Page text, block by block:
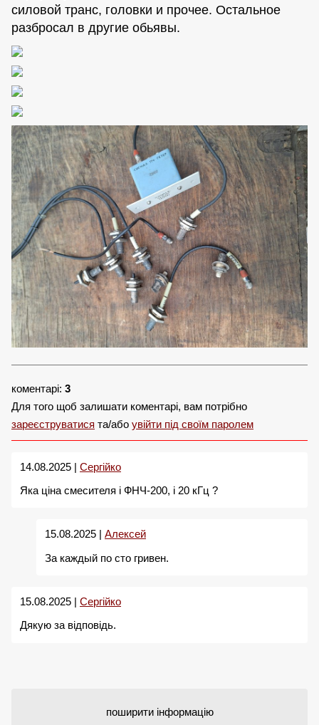
силовой транс, головки и прочее. Остальное
разбросал в другие обьявы.
коментарі: 3
Для того щоб залишати коментарі, вам потрібно
зареєструватися та/або увійти під своїм паролем
14.08.2025 | Сергійко
Яка ціна смесителя і ФНЧ-200, і 20 кГц ?
15.08.2025 | Алексей
За каждый по сто гривен.
15.08.2025 | Сергійко
Дякую за відповідь.
поширити інформацію